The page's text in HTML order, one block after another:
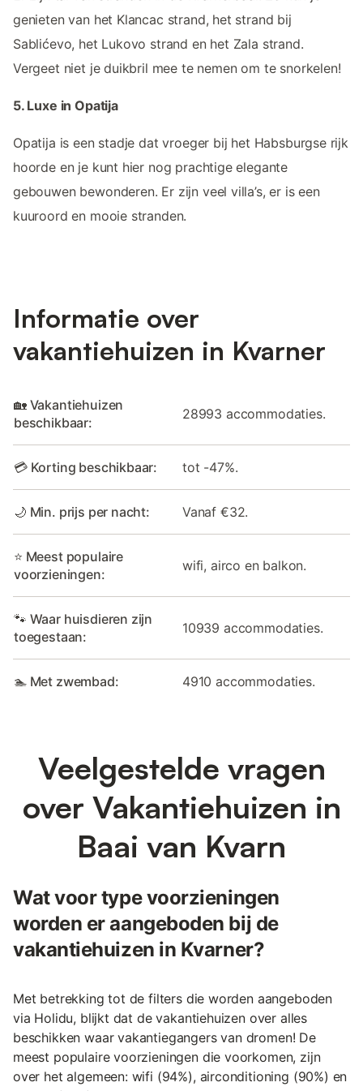
genieten van het Klancac strand, het strand bij
Sablićevo, het Lukovo strand en het Zala strand.
Vergeet niet je duikbril mee te nemen om te snorkelen!
5. Luxe in Opatija
Opatija is een stadje dat vroeger bij het Habsburgse rijk
hoorde en je kunt hier nog prachtige elegante
gebouwen bewonderen. Er zijn veel villa’s, er is een
kuuroord en mooie stranden.
Informatie over
vakantiehuizen in Kvarner
🏡 Vakantiehuizen
beschikbaar:
28993 accommodaties.
💳 Korting beschikbaar: tot -47%.
🌙 Min. prijs per nacht: Vanaf €32.
⭐ Meest populaire
voorzieningen:
wifi, airco en balkon.
🐾 Waar huisdieren zijn
toegestaan:
10939 accommodaties.
🏊 Met zwembad: 4910 accommodaties.
Veelgestelde vragen
over Vakantiehuizen in
Baai van Kvarn
Wat voor type voorzieningen
worden er aangeboden bij de
vakantiehuizen in Kvarner?
Met betrekking tot de filters die worden aangeboden
via Holidu, blijkt dat de vakantiehuizen over alles
beschikken waar vakantiegangers van dromen! De
meest populaire voorzieningen die voorkomen, zijn
over het algemeen: wifi (94%), airconditioning (90%) en